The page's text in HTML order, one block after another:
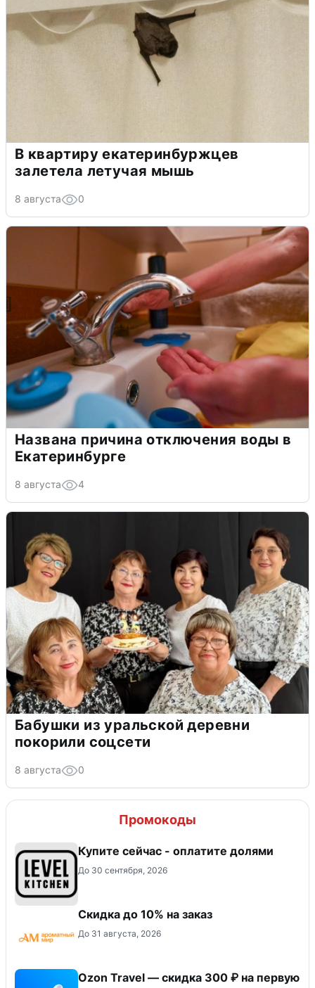
В квартиру екатеринбуржцев
залетела летучая мышь
8 августа 0
Названа причина отключения воды в
Екатеринбурге
8 августа 4
Бабушки из уральской деревни
покорили соцсети
8 августа 0
Промокоды
Купите сейчас - оплатите долями
До 30 сентября, 2026
Скидка до 10% на заказ
До 31 августа, 2026
Ozon Travel — скидка 300 ₽ на первую